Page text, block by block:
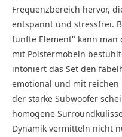
Frequenzbereich hervor,
entspannt und stressfrei.
fünfte Element" kann man
mit Polstermöbeln
intoniert das Set den
emotional und mit reichen
der starke Subwoofer
homogene
Dynamik vermitteln nicht